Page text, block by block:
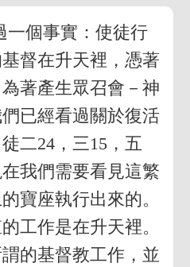
一個事實：使徒行
督在升天裡，憑著
著產生眾召會－神
已經看過關於復活
二24，三15，五
我們需要看見這繁
寶座執行出來的。
工作是在升天裡。
的基督教工作，並